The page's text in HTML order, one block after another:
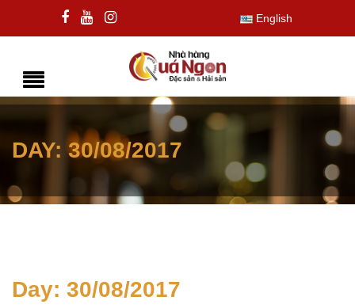
English
DAY:30/08/2017
Day: 30/08/2017